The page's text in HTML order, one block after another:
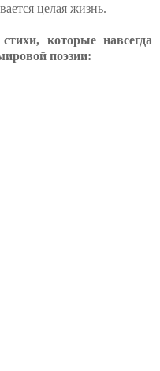
целая жизнь.
которые навсегда
поэзии: